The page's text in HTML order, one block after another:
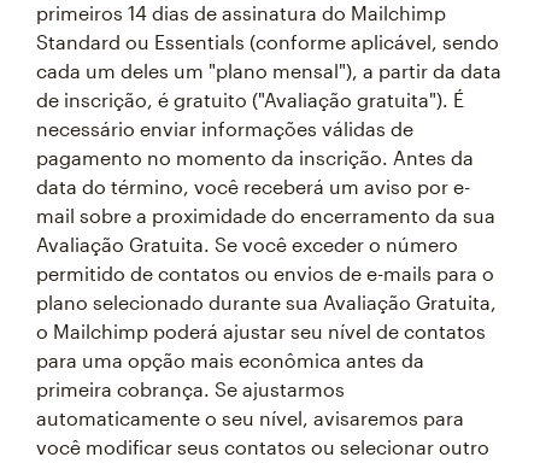
primeiros 14 dias de assinatura do Mailchimp
Standard ou Essentials (conforme aplicável, sendo
cada um deles um "plano mensal"), a partir da data
de inscrição, é gratuito ("Avaliação gratuita"). É
necessário enviar informações válidas de
pagamento no momento da inscrição. Antes da
data do término, você receberá um aviso por e-
mail sobre a proximidade do encerramento da sua
Avaliação Gratuita. Se você exceder o número
permitido de contatos ou envios de e-mails para o
plano selecionado durante sua Avaliação Gratuita,
o Mailchimp poderá ajustar seu nível de contatos
para uma opção mais econômica antes da
primeira cobrança. Se ajustarmos
automaticamente o seu nível, avisaremos para
você modificar seus contatos ou selecionar outro